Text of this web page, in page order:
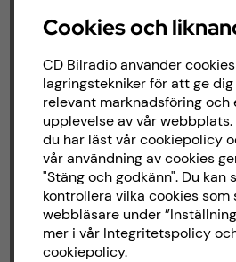
Om CD
CD Bilradio har sedan
med försäljning och
både bilar och båtar. Hos
brett sortiment av billjud
Cookies och
CD Bilradio använder
lagringstekniker för att ge
relevant marknadsföring och
upplevelse av vår
du har läst vår cookiepolicy
vår användning av cookies
"Stäng och godkänn". Du kan
kontrollera vilka cookies som
webbläsare under
mer i vår Integritetspolicy
cookiepolicy.